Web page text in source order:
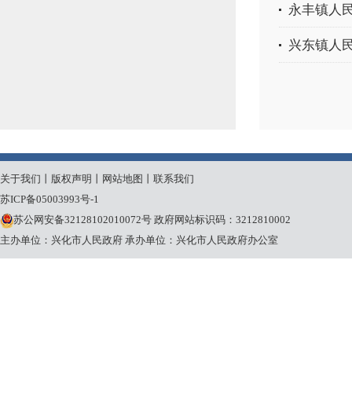
永丰镇人
兴东镇人
关于我们 版权声明 网站地图
联系我们
苏ICP备05003993号-1
苏公网安备32128102010072号 政府网站标识码：3212810002
主办单位：兴化市人民政府 承办单位：兴化市人民政府办公室